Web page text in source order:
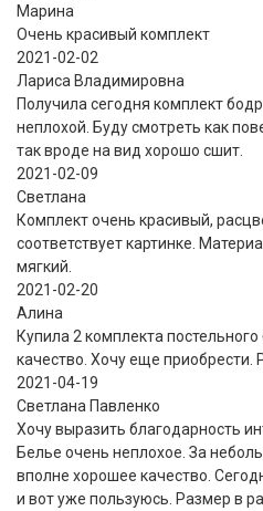
Марина
Очень красивый комплект
2021-02-02
Лариса Владимировна
Получила сегодня комплект
неплохой. Буду смотреть как
так вроде на вид хорошо сшит.
2021-02-09
Светлана
Комплект очень красивый,
соответствует картинке.
мягкий.
2021-02-20
Алина
Купила 2 комплекта
качество. Хочу еще приобрести.
2021-04-19
Светлана Павленко
Хочу выразить благодарность
Белье очень неплохое. За
вполне хорошее качество.
и вот уже пользуюсь. Размер в